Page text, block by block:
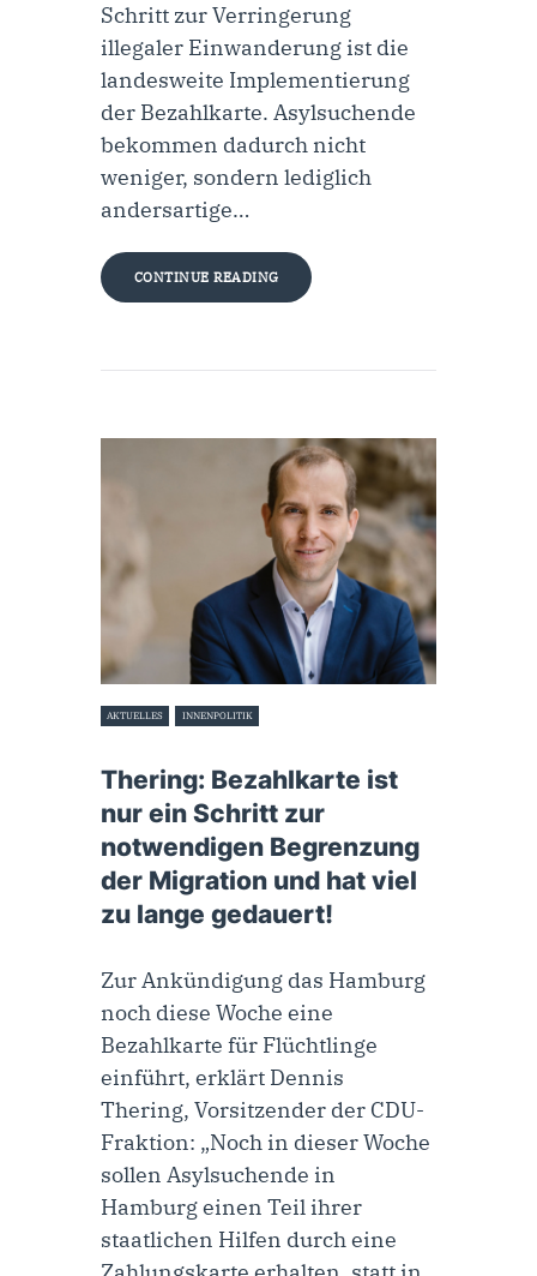
Schritt zur Verringerung
illegaler Einwanderung ist die
landesweite Implementierung
der Bezahlkarte. Asylsuchende
bekommen dadurch nicht
weniger, sondern lediglich
andersartige…
CONTINUE READING
AKTUELLES INNENPOLITIK
Thering: Bezahlkarte ist
nur ein Schritt zur
notwendigen Begrenzung
der Migration und hat viel
zu lange gedauert!
Zur Ankündigung das Hamburg
noch diese Woche eine
Bezahlkarte für Flüchtlinge
einführt, erklärt Dennis
Thering, Vorsitzender der CDU-
Fraktion: „Noch in dieser Woche
sollen Asylsuchende in
Hamburg einen Teil ihrer
staatlichen Hilfen durch eine